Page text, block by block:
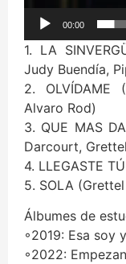
00:00
1. LA
Judy Buendía,
2. OLVÍDAME
Alvaro Rod)
3. QUE MAS
Darcourt,
4. LLEGASTE
5. SOLA
Álbumes de
◦2019: Esa soy
◦2022: